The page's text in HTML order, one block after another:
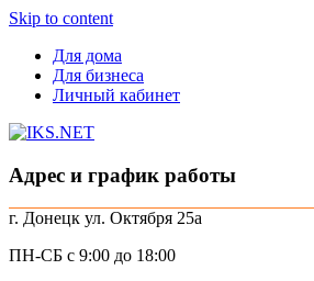
Skip to content
Для дома
Для бизнеса
Личный кабинет
Адрес и график работы
г. Донецк ул. Октября 25а
ПН-СБ с 9:00 до 18:00